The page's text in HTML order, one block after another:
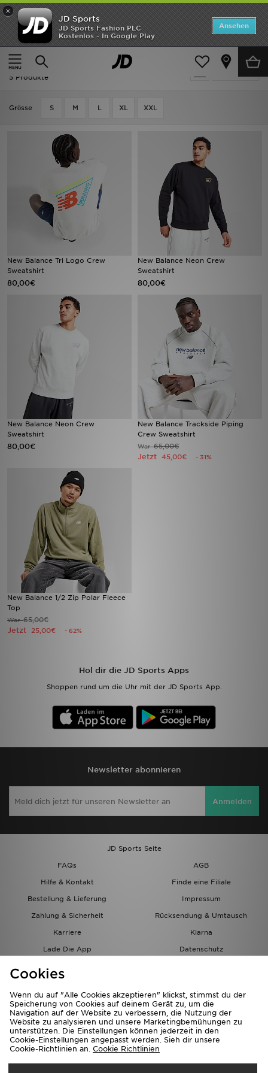
×
JD Sports
JD Sports Fashion PLC
Kostenlos - In Google Play
Ansehen
Startseite
Herren Herrenbekleidung Sweatshirts
verfeinern
Herren - New Balance Sweatshirts
5 Produkte
Grӧsse S M L XL XXL
New Balance Tri Logo Crew
Sweatshirt
80,00€
New Balance Neon Crew
Sweatshirt
80,00€
New Balance Neon Crew
Sweatshirt
80,00€
New Balance Trackside Piping
Crew Sweatshirt
War65,00€
Jetzt 45,00€ - 31%
New Balance 1/2 Zip Polar Fleece
Top
War65,00€
Jetzt 25,00€ - 62%
Hol dir die JD Sports Apps
Shoppen rund um die Uhr mit der JD Sports App.
Newsletter abonnieren
Anmelden
JD Sports Seite
FAQs
AGB
Hilfe & Kontakt
Finde eine Filiale
Bestellung & Lieferung
Impressum
Zahlung & Sicherheit
Rücksendung & Umtausch
Karriere
Klarna
Lade Die App
Datenschutz
Lieferung Nach
Startseite
ANGEBOTE
Marken
Bestsellers
JD Exklusives
Fußball
Lade Die APP
Geschenkkarte
Filialfinder
Mein JD
Meine Nachrichten
Hilfe & Kontakt
Trending Styles
Cookies
Wenn du auf "Alle Cookies akzeptieren" klickst, stimmst du der
Speicherung von Cookies auf deinem Gerät zu, um die
Navigation auf der Website zu verbessern, die Nutzung der
Website zu analysieren und unsere Marketingbemühungen zu
unterstützen. Die Einstellungen können jederzeit in den
Cookie-Einstellungen angepasst werden. Sieh dir unsere
Cookie-Richtlinien an. Cookie Richtlinien